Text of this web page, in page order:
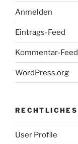
Anmelden
Eintrags-Feed
Kommentar-Feed
WordPress.org
RECHTLICHES
User Profile